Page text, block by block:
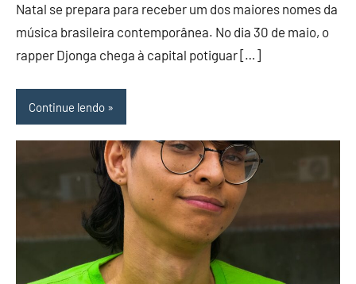
Natal se prepara para receber um dos maiores nomes da
música brasileira contemporânea. No dia 30 de maio, o
rapper Djonga chega à capital potiguar […]
Continue lendo